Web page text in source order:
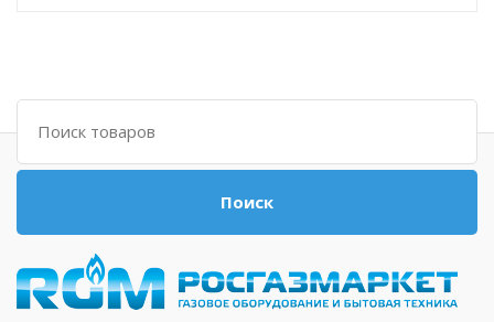
Поиск
Поиск